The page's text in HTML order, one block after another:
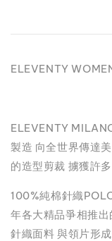
ELEVENTY
ELEVENTY
製造 向全世界傳達
的造型剪裁 擄獲許
100%純棉針織
年各大精品爭相推
針織面料 與領片形